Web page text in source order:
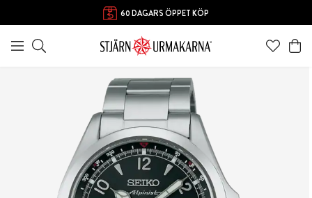
60 DAGARS ÖPPET KÖP